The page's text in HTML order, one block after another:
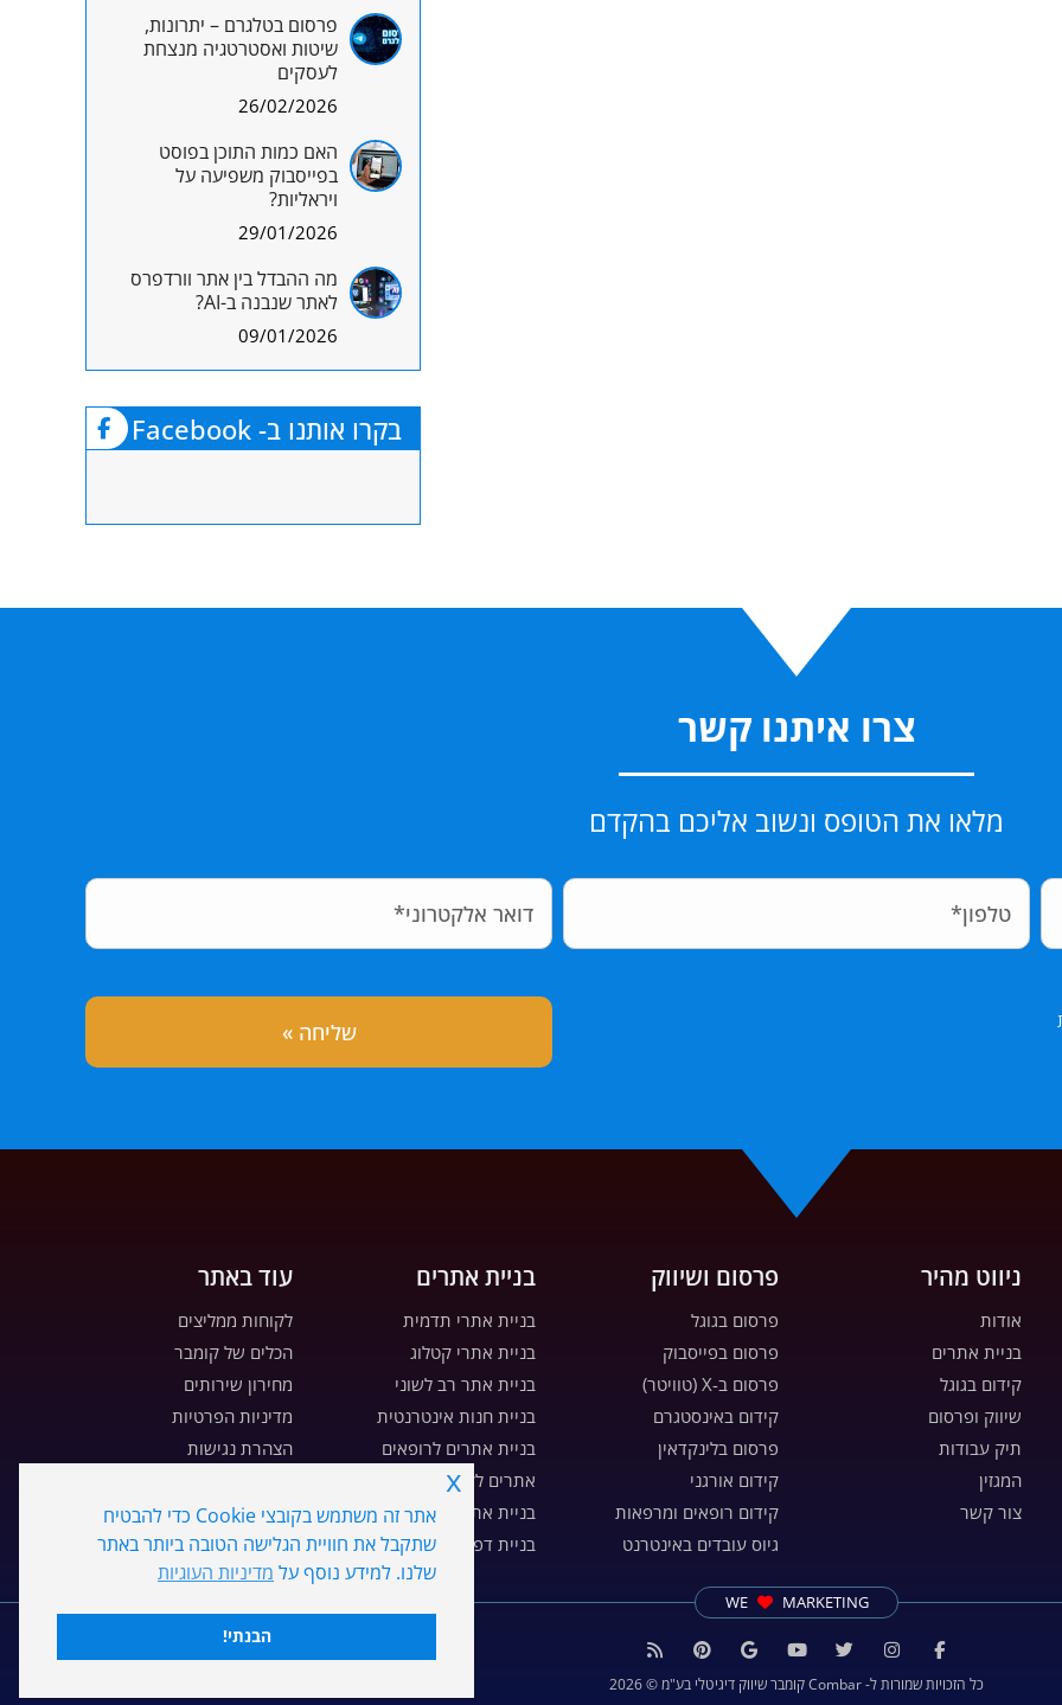
פרסום בטלגרם – יתרונות,
שיטות ואסטרטגיה מנצחת
לעסקים
26/02/2026
האם כמות התוכן בפוסט
בפייסבוק משפיעה על
ויראליות?
29/01/2026
מה ההבדל בין אתר וורדפרס
לאתר שנבנה ב-AI?
09/01/2026
בקרו אותנו ב- Facebook
צרו איתנו קשר
מלאו את הטופס ונשוב אליכם בהקדם
ניווט מהיר
אודות
בניית אתרים
קידום בגוגל
שיווק ופרסום
תיק עבודות
המגזין
צור קשר
פרסום ושיווק
פרסום בגוגל
פרסום בפייסבוק
פרסום ב-X (טוויטר)
קידום באינסטגרם
פרסום בלינקדאין
קידום אורגני
קידום רופאים ומרפאות
גיוס עובדים באינטרנט
בניית אתרים
בניית אתרי תדמית
בניית אתרי קטלוג
בניית אתר רב לשוני
בניית חנות אינטרנטית
בניית אתרים לרופאים
אתרים לקבלנים ויזמים
בניית אתרים לעורכי דין
בניית דפי נחיתה
עוד באתר
לקוחות ממליצים
הכלים של קומבר
מחירון שירותים
מדיניות הפרטיות
הצהרת נגישות
מפת אתר
דרושים
WE MARKETING
כל הזכויות שמורות ל- Combar קומבר שיווק דיגיטלי בע"מ © 2026
אתר זה משתמש בקובצי Cookie כדי להבטיח
שתקבל את חוויית הגלישה הטובה ביותר באתר
שלנו. למידע נוסף על מדיניות העוגיות
הבנתי!
x